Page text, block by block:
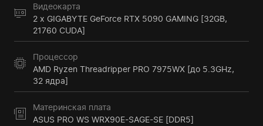
Видеокарта
2 x GIGABYTE GeForce RTX 5090 GAMING [32GB,
21760 CUDA]
Процессор
AMD Ryzen Threadripper PRO 7975WX [до 5.3GHz,
32 ядра]
Материнская плата
ASUS PRO WS WRX90E-SAGE-SE [DDR5]